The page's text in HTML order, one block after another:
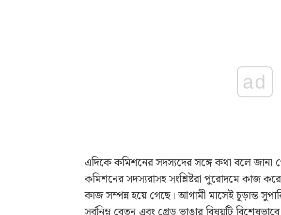
ad
এদিকে কমিশনের সদস্যদের সঙ্গে কথা বলে জানা
কমিশনের সদস্যরাসহ সংশ্লিষ্টরা পুরোদমে কাজ
কাজ সম্পন্ন হয়ে গেছে। আগামী মাসেই চূড়ান্ত